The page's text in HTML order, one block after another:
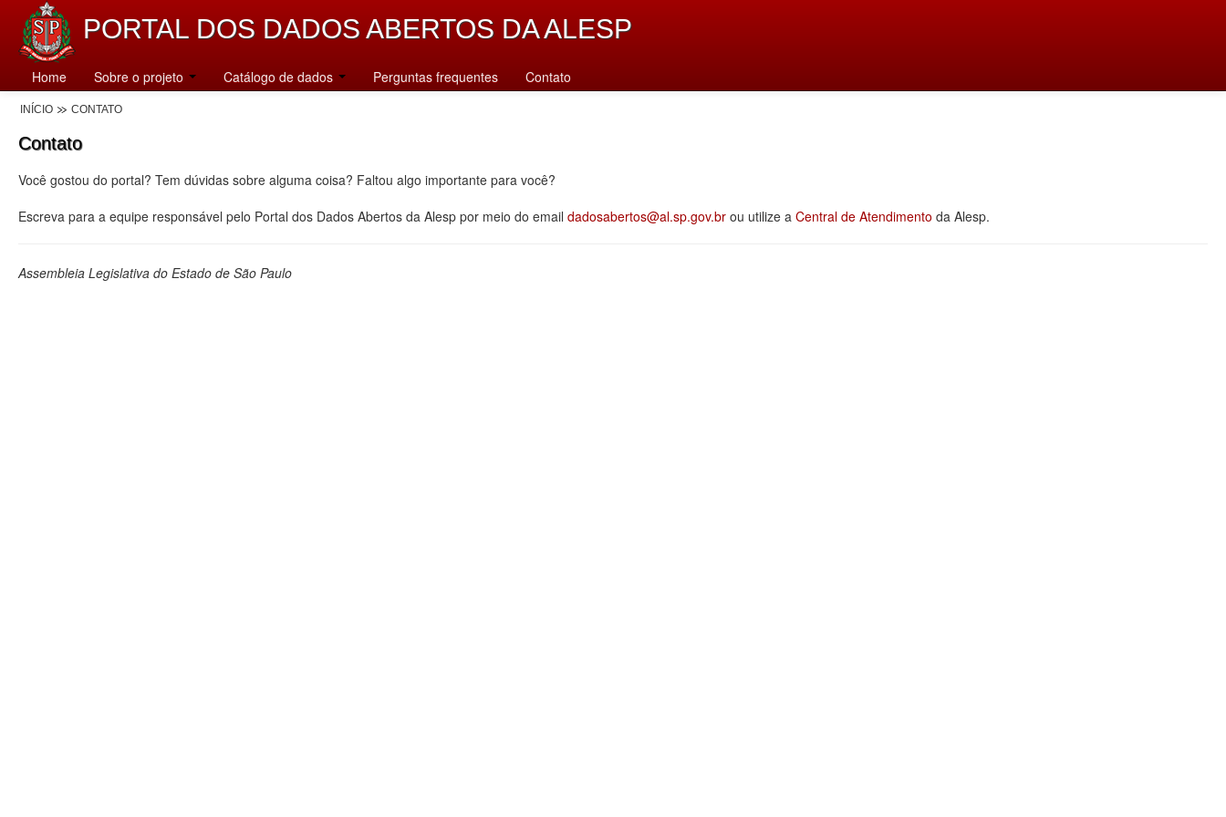
PORTAL DOS DADOS ABERTOS DA ALESP
Home Sobre o projeto Catálogo de dados Perguntas frequentes Contato
INÍCIO CONTATO
Contato
Você gostou do portal? Tem dúvidas sobre alguma coisa? Faltou algo importante para você?
Escreva para a equipe responsável pelo Portal dos Dados Abertos da Alesp por meio do email dadosabertos@al.sp.gov.br ou utilize a Central de Atendimento da Alesp.
Assembleia Legislativa do Estado de São Paulo